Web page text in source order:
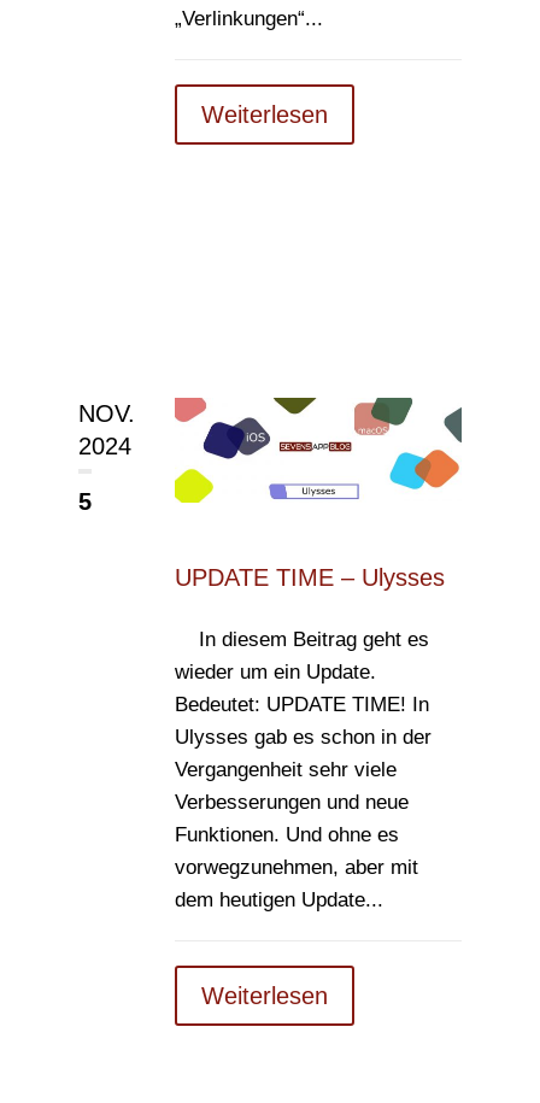
„Verlinkungen“...
Weiterlesen
NOV.
2024
5
UPDATE TIME – Ulysses
In diesem Beitrag geht es
wieder um ein Update.
Bedeutet: UPDATE TIME! In
Ulysses gab es schon in der
Vergangenheit sehr viele
Verbesserungen und neue
Funktionen. Und ohne es
vorwegzunehmen, aber mit
dem heutigen Update...
Weiterlesen